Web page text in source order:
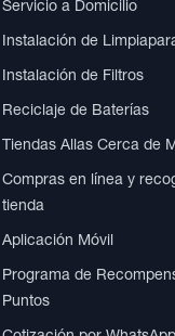
Servicio a Domicilio
Instalación de
Instalación de Filtros
Reciclaje de Baterías
Tiendas Allas Cerca de
Compras en línea y
tienda
Aplicación Móvil
Programa de
Puntos